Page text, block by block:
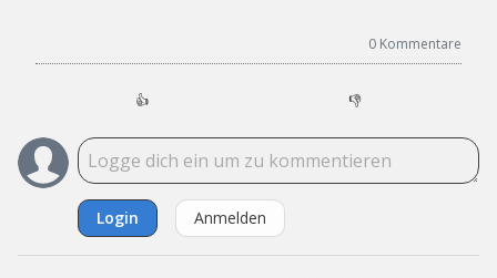
0 Kommentare
👍 👎
Login Anmelden